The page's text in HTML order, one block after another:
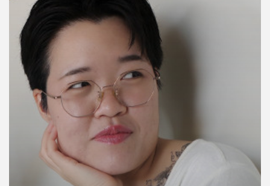
เพลง
บทความ
กิจกรรม